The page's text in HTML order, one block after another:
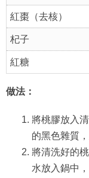
紅棗（去核）
杞子
紅糖
做法：
將桃膠放入
的黑色雜質
將清洗好的
水放入鍋中